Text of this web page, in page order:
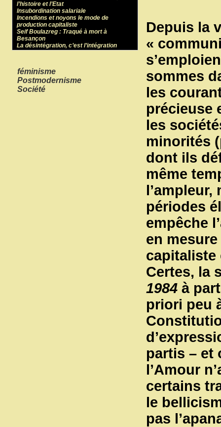
Depuis la
«
sommes
les
précieuse
les
minorités
dont ils
même
périodes
empêche
en
capitaliste
Certes, la
1984 à
priori peu
partis – et
l’Amour
certains
le
pas
l’histoire et l’Etat
Insubordination salariale
Incendions et noyons le mode de
production capitaliste
Seif Boulazreg : Traqué à mort à
Besançon
La désintégration, c’est l’intégration
féminisme
Postmodernisme
Société